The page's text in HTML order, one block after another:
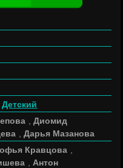
Детский
,Диомид
,Дарья Мазанова
Кравцова
Антон